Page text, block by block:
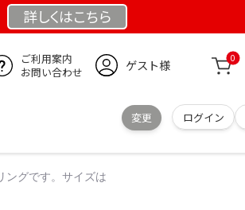
詳しくはこちら
ご利用案内
お問い合わせ
ゲスト様 0
変更 ログイン
ングです。サイズは